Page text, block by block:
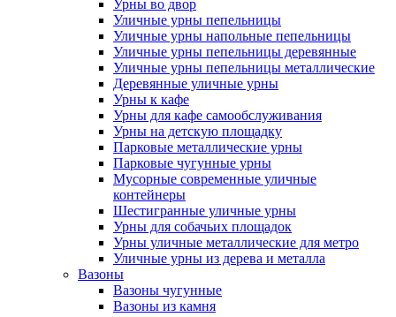
Урны во двор
Уличные урны пепельницы
Уличные урны напольные пепельницы
Уличные урны пепельницы деревянные
Уличные урны пепельницы металлические
Деревянные уличные урны
Урны к кафе
Урны для кафе самообслуживания
Урны на детскую площадку
Парковые металлические урны
Парковые чугунные урны
Мусорные современные уличные
контейнеры
Шестигранные уличные урны
Урны для собачьих площадок
Урны уличные металлические для метро
Уличные урны из дерева и металла
Вазоны
Вазоны чугунные
Вазоны из камня